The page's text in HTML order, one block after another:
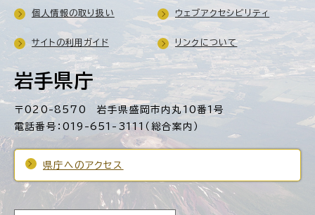
岩手県庁
〒020-8570 岩手県盛岡市内丸10番1号
電話番号：019-651-3111（総合案内）
県庁へのアクセス
個人情報の取り扱い ウェブアクセシビリティ
サイトの利用ガイド リンクについて